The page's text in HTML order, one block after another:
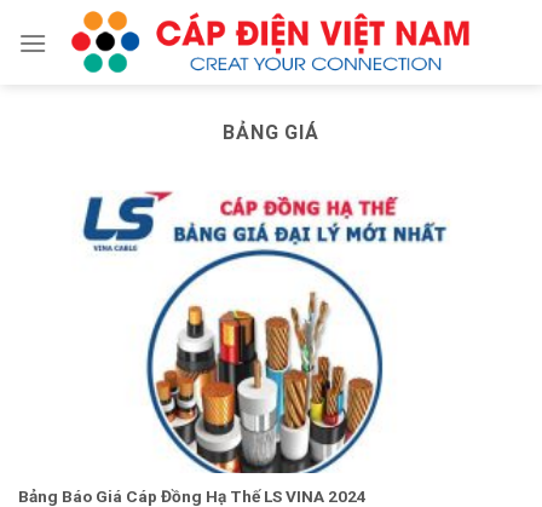
BẢNG GIÁ
Bảng Báo Giá Cáp Đồng Hạ Thế LS VINA 2024